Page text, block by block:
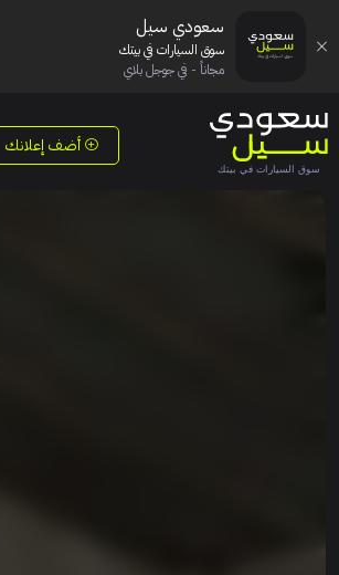
أضف إعلانك
سعودي سيل
سوق السيارات في بيتك
مجاناً - في جوجل بلاي